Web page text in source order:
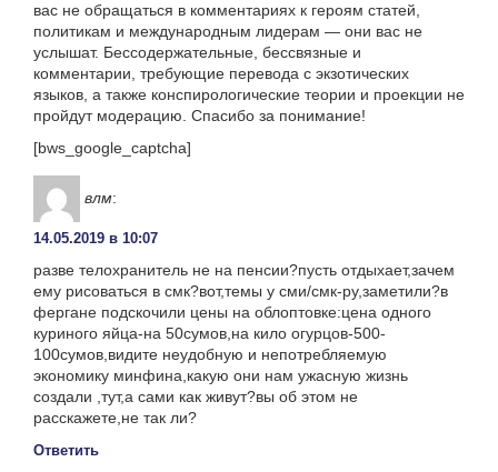
вас не обращаться в комментариях к героям статей,
политикам и международным лидерам — они вас не
услышат. Бессодержательные, бессвязные и
комментарии, требующие перевода с экзотических
языков, а также конспирологические теории и проекции не
пройдут модерацию. Спасибо за понимание!
[bws_google_captcha]
влм:
14.05.2019 в 10:07
разве телохранитель не на пенсии?пусть отдыхает,зачем
ему рисоваться в смк?вот,темы у сми/смк-ру,заметили?в
фергане подскочили цены на облоптовке:цена одного
куриного яйца-на 50сумов,на кило огурцов-500-
100сумов,видите неудобную и непотребляемую
экономику минфина,какую они нам ужасную жизнь
создали ,тут,а сами как живут?вы об этом не
расскажете,не так ли?
Ответить